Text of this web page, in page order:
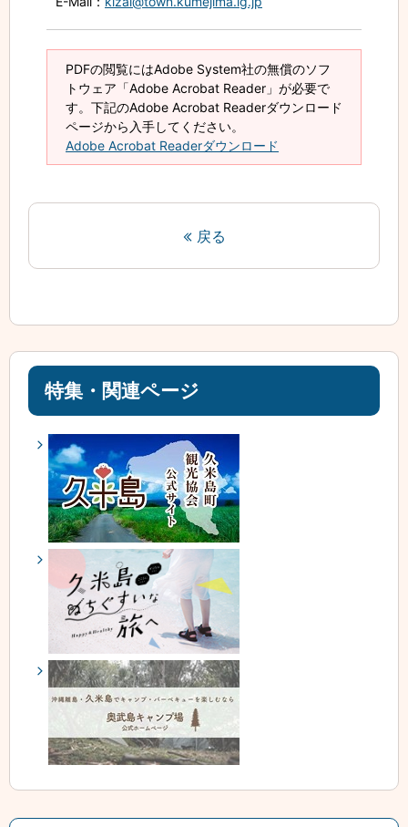
PDFの閲覧にはAdobe System社の無償のソフ
トウェア「Adobe Acrobat Reader」が必要で
す。下記のAdobe Acrobat Readerダウンロード
ページから入手してください。
Adobe Acrobat Readerダウンロード
戻る
特集・関連ページ